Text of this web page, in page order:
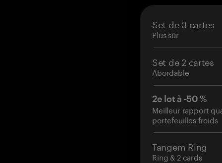
Set de 3 cartes
Plus sûr
Set de 2 cartes
Abordable
2e lot à -50 %
Meilleur rapport
portefeuilles froids
Tangem Ring
Ring & 2 cards